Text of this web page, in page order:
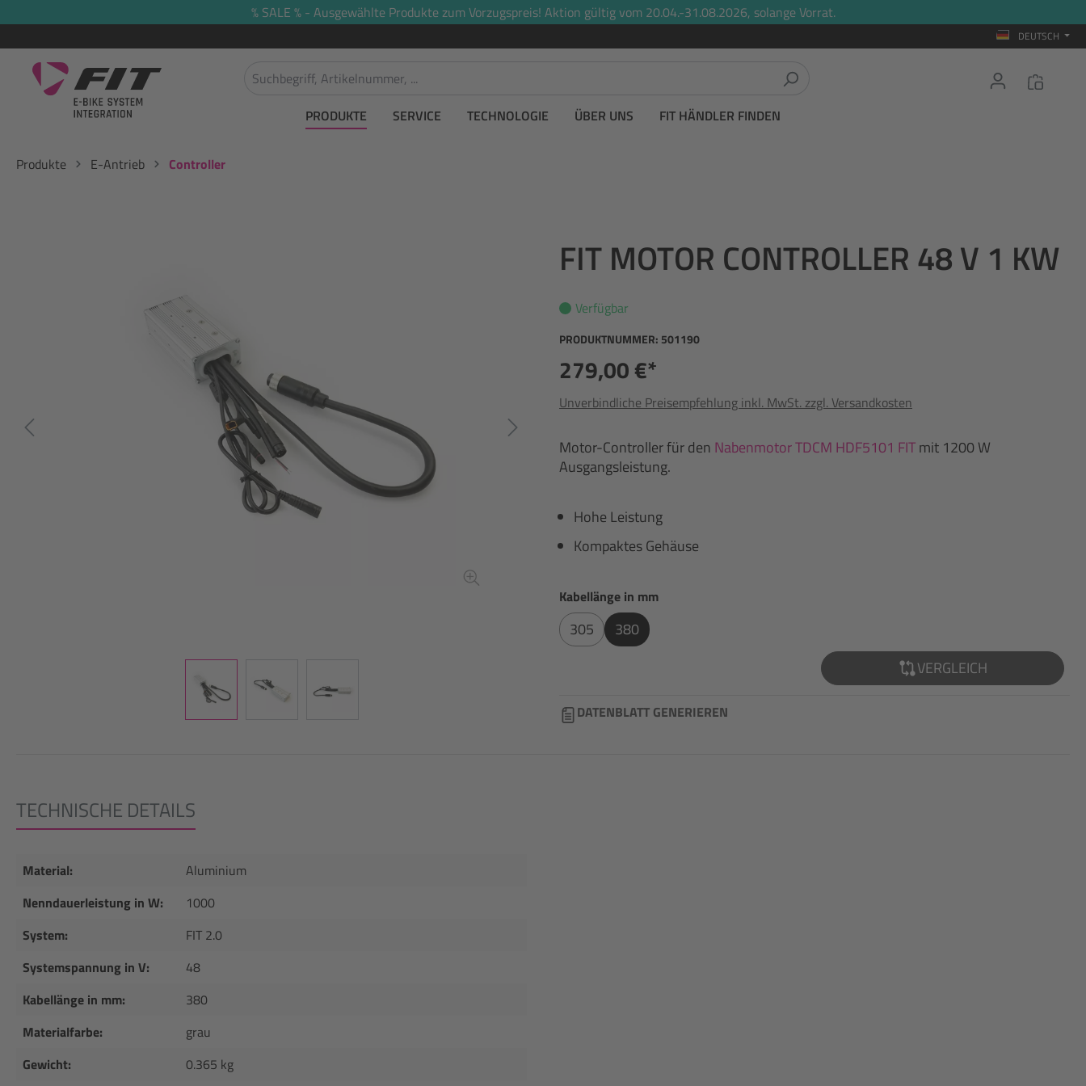
% SALE % - Ausgewählte Produkte zum Vorzugspreis! Aktion gültig vom 20.04.-31.08.2026, solange Vorrat.
DEUTSCH
PRODUKTE SERVICE TECHNOLOGIE ÜBER UNS FIT HÄNDLER FINDEN
Produkte E-Antrieb Controller
FIT MOTOR CONTROLLER 48 V 1 KW
Verfügbar
PRODUKTNUMMER: 501190
279,00 €*
Unverbindliche Preisempfehlung inkl. MwSt. zzgl. Versandkosten
Motor-Controller für den Nabenmotor TDCM HDF5101 FITmit 1200 W
Ausgangsleistung.
Hohe Leistung
Kompaktes Gehäuse
Kabellänge in mmauswählen
305
380
VERGLEICH
DATENBLATT GENERIEREN
TECHNISCHE DETAILS
Material:
Aluminium
Nenndauerleistung in W:
1000
System:
FIT 2.0
Systemspannung in V:
48
Kabellänge in mm:
380
Materialfarbe:
grau
Gewicht:
0.365 kg